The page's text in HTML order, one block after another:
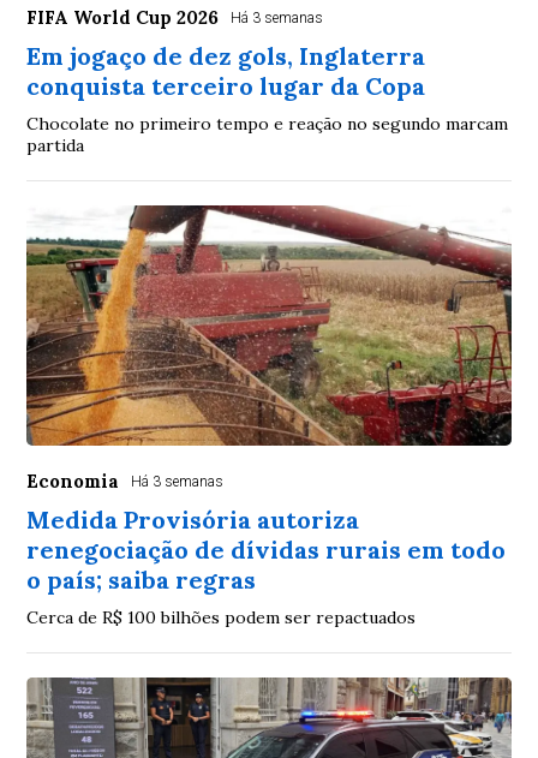
FIFA World Cup 2026 Há 3 semanas
Em jogaço de dez gols, Inglaterra
conquista terceiro lugar da Copa
Chocolate no primeiro tempo e reação no segundo marcam
partida
Economia Há 3 semanas
Medida Provisória autoriza
renegociação de dívidas rurais em todo
o país; saiba regras
Cerca de R$ 100 bilhões podem ser repactuados